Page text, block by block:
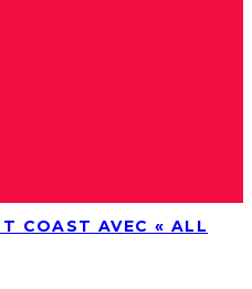
COAST AVEC « ALL